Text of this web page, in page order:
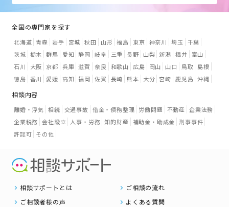
全国の専門家を探す
北海道 青森 岩手 宮城 秋田 山形 福島 東京 神奈川 埼玉 千葉
茨城 栃木 群馬 愛知 静岡 岐阜 三重 長野 山梨 新潟 福井
富山
石川
大阪 京都 兵庫 滋賀 奈良 和歌山 広島 岡山 山口 鳥取
島根
徳島 香川 愛媛 高知 福岡 佐賀 長崎 熊本 大分 宮崎 鹿児島 沖縄
相談内容
離婚・浮気 相続 交通事故 借金・債務整理 労働問題 不動産 企業法務
企業税務 会社設立 人事・労務 知的財産 補助金・助成金 刑事事件
許認可 その他
相談サポートとは
ご相談の流れ
ご相談者様の声
よくある質問